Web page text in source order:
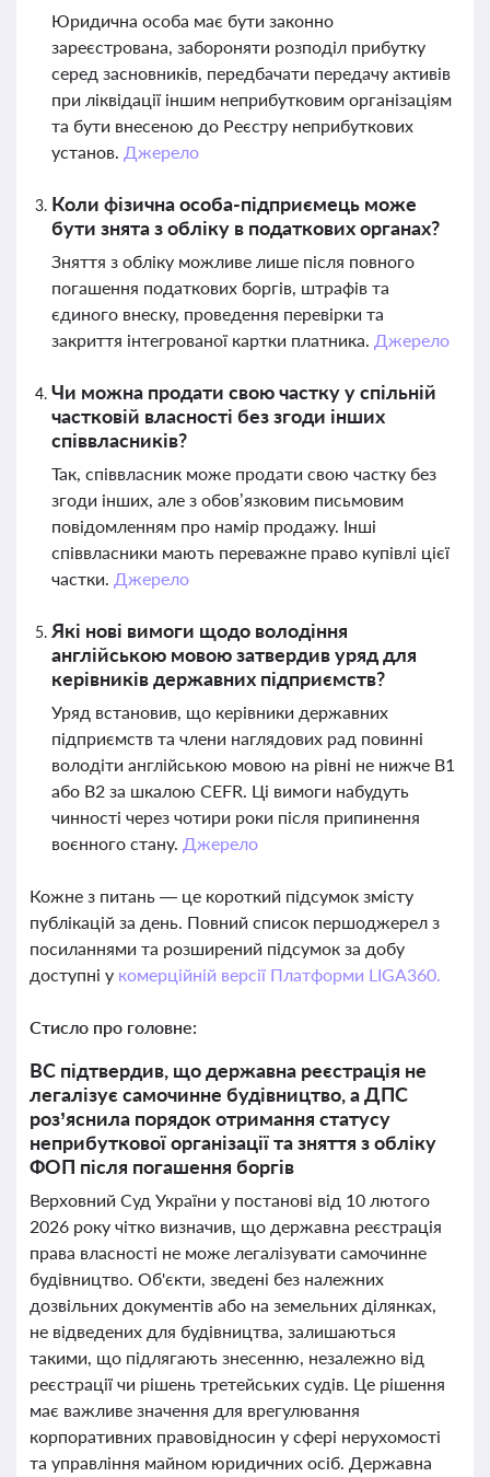
Юридична особа має бути законно
зареєстрована, забороняти розподіл прибутку
серед засновників, передбачати передачу активів
при ліквідації іншим неприбутковим організаціям
та бути внесеною до Реєстру неприбуткових
установ. Джерело
Коли фізична особа-підприємець може
бути знята з обліку в податкових органах?
Зняття з обліку можливе лише після повного
погашення податкових боргів, штрафів та
єдиного внеску, проведення перевірки та
закриття інтегрованої картки платника. Джерело
Чи можна продати свою частку у спільній
частковій власності без згоди інших
співвласників?
Так, співвласник може продати свою частку без
згоди інших, але з обов’язковим письмовим
повідомленням про намір продажу. Інші
співвласники мають переважне право купівлі цієї
частки. Джерело
Які нові вимоги щодо володіння
англійською мовою затвердив уряд для
керівників державних підприємств?
Уряд встановив, що керівники державних
підприємств та члени наглядових рад повинні
володіти англійською мовою на рівні не нижче B1
або B2 за шкалою CEFR. Ці вимоги набудуть
чинності через чотири роки після припинення
воєнного стану. Джерело
Кожне з питань — це короткий підсумок змісту
публікацій за день. Повний список першоджерел з
посиланнями та розширений підсумок за добу
доступні у комерційній версії Платформи LIGA360.
Стисло про головне:
ВС підтвердив, що державна реєстрація не
легалізує самочинне будівництво, а ДПС
роз’яснила порядок отримання статусу
неприбуткової організації та зняття з обліку
ФОП після погашення боргів
Верховний Суд України у постанові від 10 лютого
2026 року чітко визначив, що державна реєстрація
права власності не може легалізувати самочинне
будівництво. Об'єкти, зведені без належних
дозвільних документів або на земельних ділянках,
не відведених для будівництва, залишаються
такими, що підлягають знесенню, незалежно від
реєстрації чи рішень третейських судів. Це рішення
має важливе значення для врегулювання
корпоративних правовідносин у сфері нерухомості
та управління майном юридичних осіб. Державна